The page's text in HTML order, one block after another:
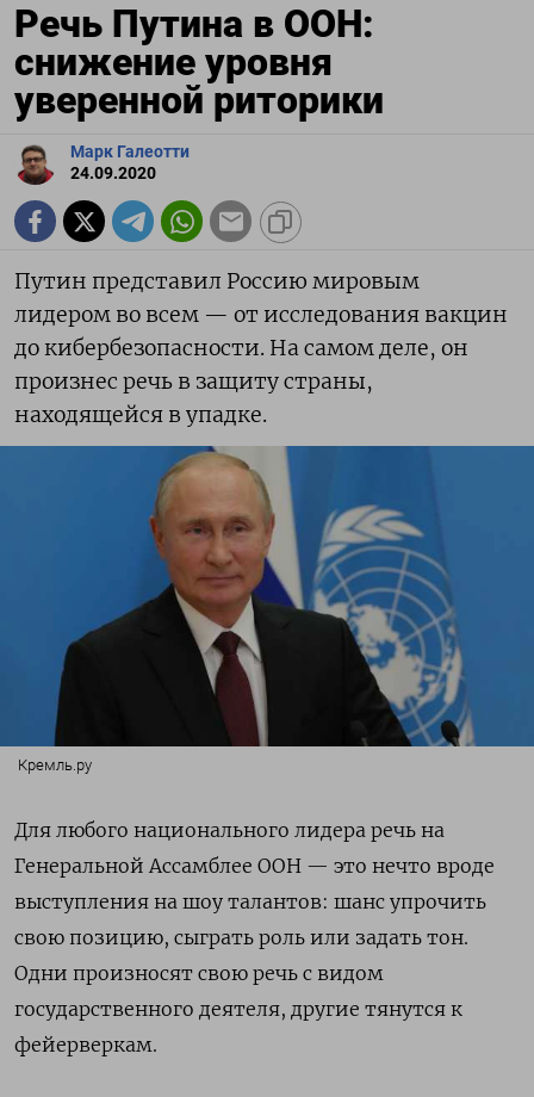
Речь Путина в ООН:
снижение уровня
уверенной риторики
Марк Галеотти
24.09.2020
Путин представил Россию мировым
лидером во всем — от исследования вакцин
до кибербезопасности. На самом деле, он
произнес речь в защиту страны,
находящейся в упадке.
Кремль.ру
Для любого национального лидера речь на
Генеральной Ассамблее ООН — это нечто вроде
выступления на шоу талантов: шанс упрочить
свою позицию, сыграть роль или задать тон.
Одни произносят свою речь с видом
государственного деятеля, другие тянутся к
фейерверкам.